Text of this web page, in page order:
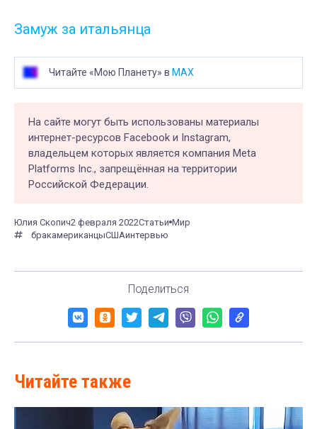
Замуж за итальянца
Читайте «Мою Планету» в MAX
На сайте могут быть использованы материалы
интернет-ресурсов Facebook и Instagram,
владельцем которых является компания Meta
Platforms Inc., запрещённая на территории
Российской Федерации.
Юлия Скопич2 февраля 2022Статьи Мир
бракамериканцыСШАинтервью
Поделиться
Читайте также